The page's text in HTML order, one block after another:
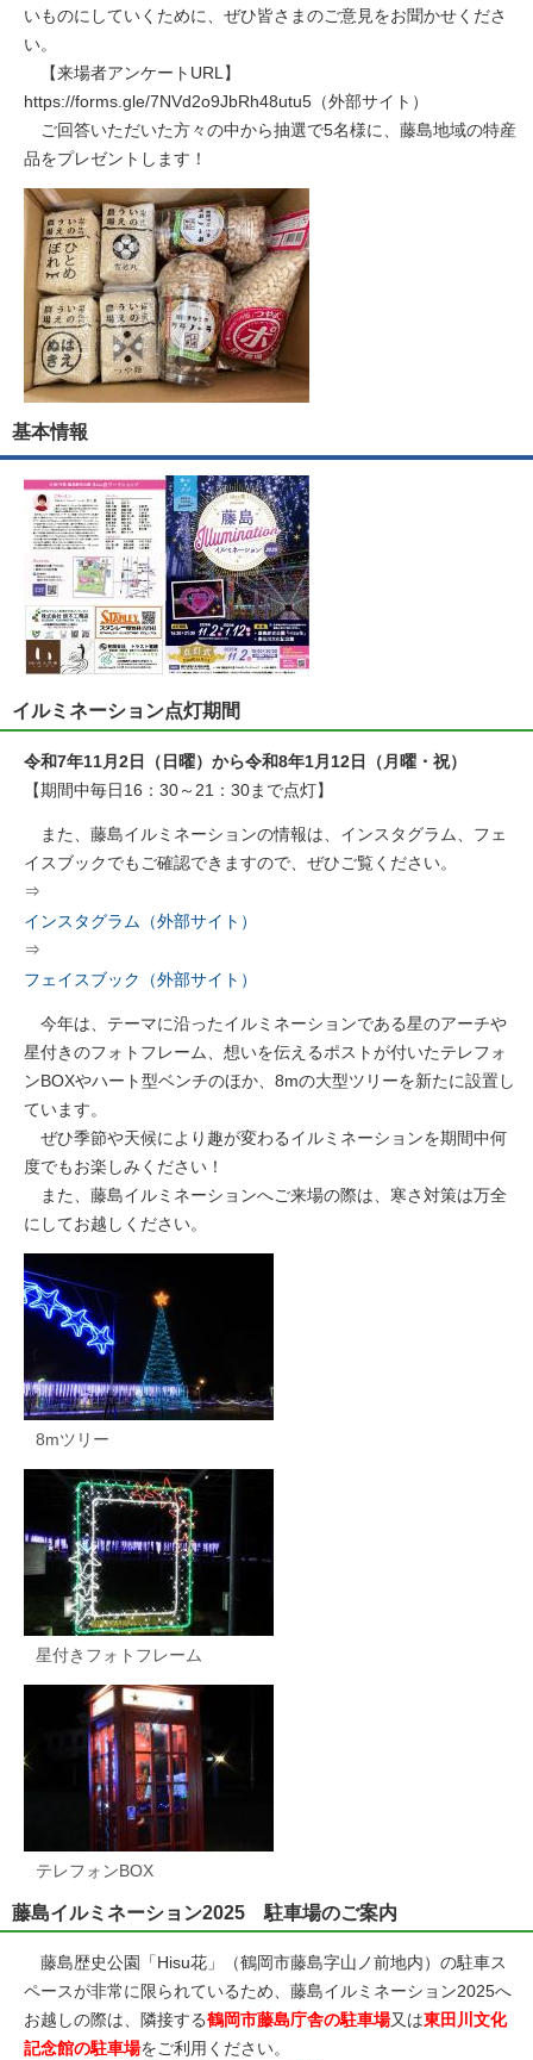
いものにしていくために、ぜひ皆さまのご意見をお聞かせくださ
い。
【来場者アンケートURL】
https://forms.gle/7NVd2o9JbRh48utu5（外部サイト）
ご回答いただいた方々の中から抽選で5名様に、藤島地域の特産
品をプレゼントします！
基本情報
イルミネーション点灯期間
令和7年11月2日（日曜）から令和8年1月12日（月曜・祝）
【期間中毎日16：30～21：30まで点灯】
また、藤島イルミネーションの情報は、インスタグラム、フェ
イスブックでもご確認できますので、ぜひご覧ください。
⇒
インスタグラム（外部サイト）
⇒
フェイスブック（外部サイト）
今年は、テーマに沿ったイルミネーションである星のアーチや
星付きのフォトフレーム、想いを伝えるポストが付いたテレフォ
ンBOXやハート型ベンチのほか、8mの大型ツリーを新たに設置し
ています。
ぜひ季節や天候により趣が変わるイルミネーションを期間中何
度でもお楽しみください！
また、藤島イルミネーションへご来場の際は、寒さ対策は万全
にしてお越しください。
8mツリー
星付きフォトフレーム
テレフォンBOX
藤島イルミネーション2025 駐車場のご案内
藤島歴史公園「Hisu花」（鶴岡市藤島字山ノ前地内）の駐車ス
ペースが非常に限られているため、藤島イルミネーション2025へ
お越しの際は、隣接する鶴岡市藤島庁舎の駐車場又は東田川文化
記念館の駐車場をご利用ください。